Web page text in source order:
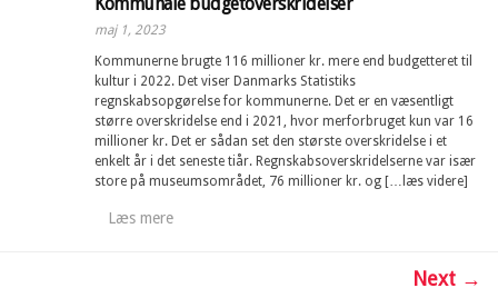
maj 1, 2023
Kommunerne brugte 116 millioner kr. mere end budgetteret til
kultur i 2022. Det viser Danmarks Statistiks
regnskabsopgørelse for kommunerne. Det er en væsentligt
større overskridelse end i 2021, hvor merforbruget kun var 16
millioner kr. Det er sådan set den største overskridelse i et
enkelt år i det seneste tiår. Regnskabsoverskridelserne var især
store på museumsområdet, 76 millioner kr. og […læs videre]
Læs mere
Next →